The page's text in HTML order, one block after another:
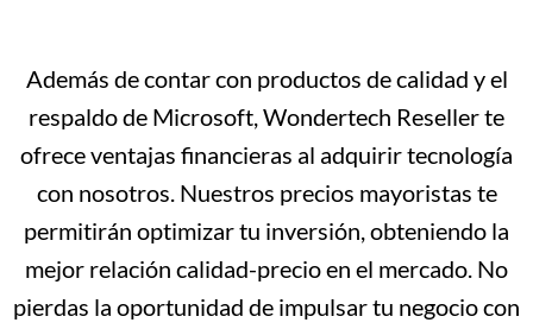
Además de contar con productos de calidad y el
respaldo de Microsoft, Wondertech Reseller te
ofrece ventajas financieras al adquirir tecnología
con nosotros. Nuestros precios mayoristas te
permitirán optimizar tu inversión, obteniendo la
mejor relación calidad-precio en el mercado. No
pierdas la oportunidad de impulsar tu negocio con